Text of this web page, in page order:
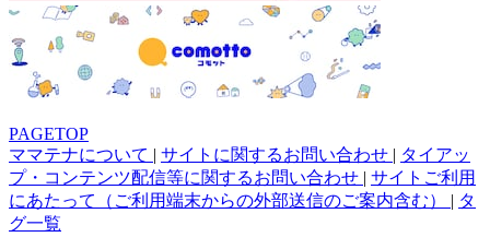
PAGETOP
ママテナについて | サイトに関するお問い合わせ | タイアッ
プ・コンテンツ配信等に関するお問い合わせ | サイトご利用
にあたって（ご利用端末からの外部送信のご案内含む） | タ
グ一覧